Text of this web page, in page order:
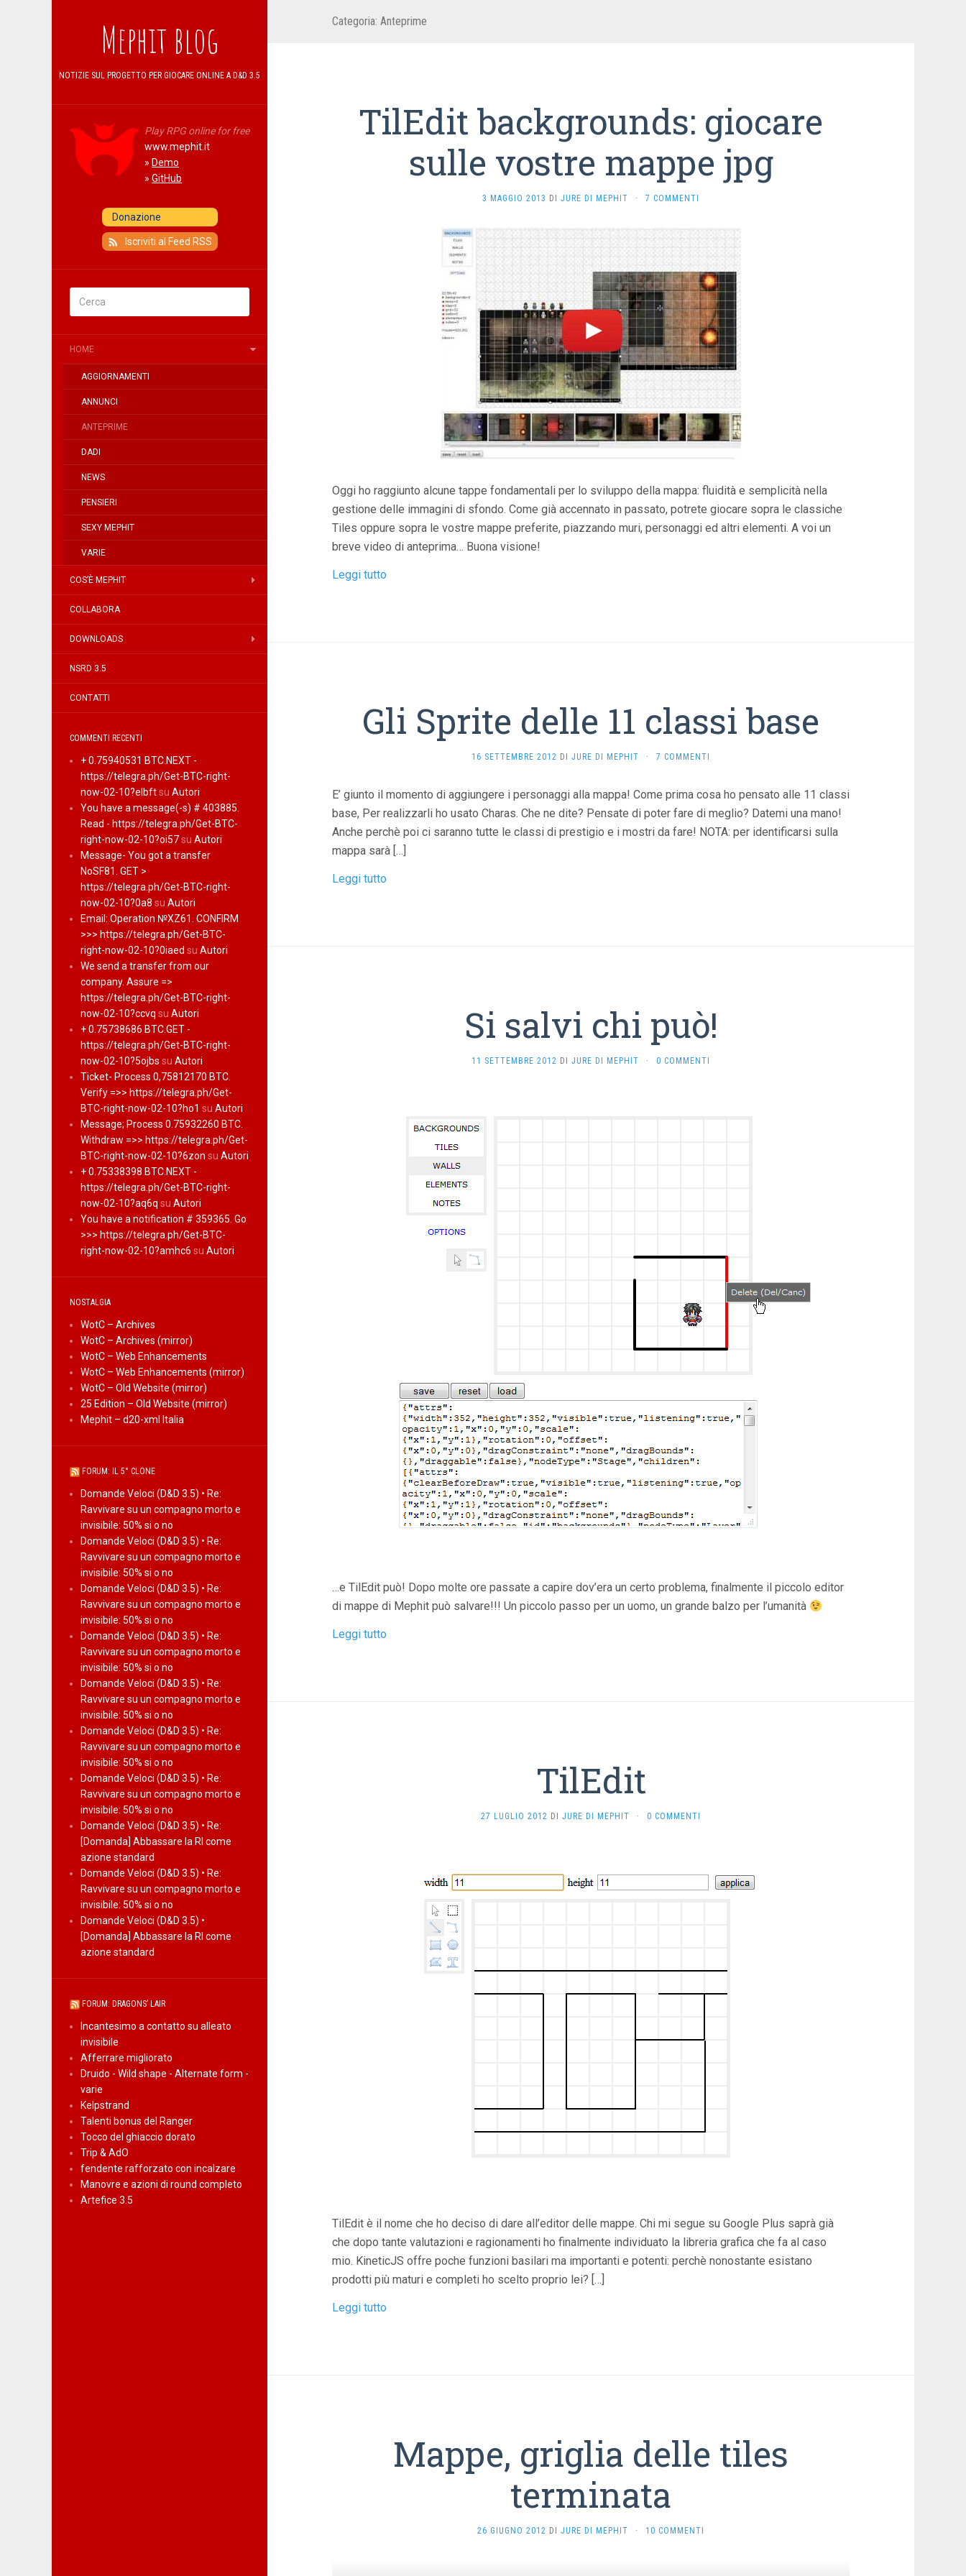
Mephit blog
NOTIZIE SUL PROGETTO PER GIOCARE ONLINE A D&D 3.5
Play RPG online for free
www.mephit.it
» Demo
» GitHub
Iscriviti al Feed RSS
HOME
AGGIORNAMENTI
ANNUNCI
ANTEPRIME
DADI
NEWS
PENSIERI
SEXY MEPHIT
VARIE
COS’È MEPHIT
COLLABORA
DOWNLOADS
NSRD 3.5
CONTATTI
COMMENTI RECENTI
+ 0.75940531 BTC.NEXT -
https://telegra.ph/Get-BTC-right-
now-02-10?elbftsu Autori
You have a message(-s) # 403885.
Read - https://telegra.ph/Get-BTC-
right-now-02-10?oi57su Autori
Message- You got a transfer
NoSF81. GET >
https://telegra.ph/Get-BTC-right-
now-02-10?0a8 su Autori
Email: Operation №XZ61. CONFIRM
>>> https://telegra.ph/Get-BTC-
right-now-02-10?0iaed su Autori
We send a transfer from our
company. Assure =>
https://telegra.ph/Get-BTC-right-
now-02-10?ccvq su Autori
+ 0.75738686 BTC.GET -
https://telegra.ph/Get-BTC-right-
now-02-10?5ojbs su Autori
Ticket- Process 0,75812170 BTC.
Verify =>> https://telegra.ph/Get-
BTC-right-now-02-10?ho1 su Autori
Message; Process 0.75932260 BTC.
Withdraw =>> https://telegra.ph/Get-
BTC-right-now-02-10?6zon su Autori
+ 0.75338398 BTC.NEXT -
https://telegra.ph/Get-BTC-right-
now-02-10?aq6q su Autori
You have a notification # 359365. Go
>>> https://telegra.ph/Get-BTC-
right-now-02-10?amhc6 su Autori
NOSTALGIA
WotC – Archives
WotC – Archives (mirror)
WotC – Web Enhancements
WotC – Web Enhancements (mirror)
WotC – Old Website (mirror)
25 Edition – Old Website (mirror)
Mephit – d20-xml Italia
FORUM: IL 5° CLONE
Domande Veloci (D&D 3.5) • Re:
Ravvivare su un compagno morto e
invisibile: 50% si o no
Domande Veloci (D&D 3.5) • Re:
Ravvivare su un compagno morto e
invisibile: 50% si o no
Domande Veloci (D&D 3.5) • Re:
Ravvivare su un compagno morto e
invisibile: 50% si o no
Domande Veloci (D&D 3.5) • Re:
Ravvivare su un compagno morto e
invisibile: 50% si o no
Domande Veloci (D&D 3.5) • Re:
Ravvivare su un compagno morto e
invisibile: 50% si o no
Domande Veloci (D&D 3.5) • Re:
Ravvivare su un compagno morto e
invisibile: 50% si o no
Domande Veloci (D&D 3.5) • Re:
Ravvivare su un compagno morto e
invisibile: 50% si o no
Domande Veloci (D&D 3.5) • Re:
[Domanda] Abbassare la RI come
azione standard
Domande Veloci (D&D 3.5) • Re:
Ravvivare su un compagno morto e
invisibile: 50% si o no
Domande Veloci (D&D 3.5) •
[Domanda] Abbassare la RI come
azione standard
FORUM: DRAGONS’ LAIR
Incantesimo a contatto su alleato
invisibile
Afferrare migliorato
Druido - Wild shape - Alternate form -
varie
Kelpstrand
Talenti bonus del Ranger
Tocco del ghiaccio dorato
Trip & AdO
fendente rafforzato con incalzare
Manovre e azioni di round completo
Artefice 3.5
Categoria: Anteprime
TilEdit backgrounds: giocare
sulle vostre mappe jpg
3 MAGGIO 2013 DI JURE DI MEPHIT · 7 COMMENTI
Oggi ho raggiunto alcune tappe fondamentali per lo sviluppo della mappa: fluidità e semplicità nella
gestione delle immagini di sfondo. Come già accennato in passato, potrete giocare sopra le classiche
Tiles oppure sopra le vostre mappe preferite, piazzando muri, personaggi ed altri elementi. A voi un
breve video di anteprima… Buona visione!
Leggi tutto
Gli Sprite delle 11 classi base
16 SETTEMBRE 2012 DI JURE DI MEPHIT · 7 COMMENTI
E’ giunto il momento di aggiungere i personaggi alla mappa! Come prima cosa ho pensato alle 11 classi
base, Per realizzarli ho usato Charas. Che ne dite? Pensate di poter fare di meglio? Datemi una mano!
Anche perchè poi ci saranno tutte le classi di prestigio e i mostri da fare! NOTA: per identificarsi sulla
mappa sarà […]
Leggi tutto
Si salvi chi può!
11 SETTEMBRE 2012 DI JURE DI MEPHIT · 0 COMMENTI
…e TilEdit può! Dopo molte ore passate a capire dov’era un certo problema, finalmente il piccolo editor
di mappe di Mephit può salvare!!! Un piccolo passo per un uomo, un grande balzo per l’umanità
Leggi tutto
TilEdit
27 LUGLIO 2012 DI JURE DI MEPHIT · 0 COMMENTI
TilEdit è il nome che ho deciso di dare all’editor delle mappe. Chi mi segue su Google Plus saprà già
che dopo tante valutazioni e ragionamenti ho finalmente individuato la libreria grafica che fa al caso
mio. KineticJS offre poche funzioni basilari ma importanti e potenti: perchè nonostante esistano
prodotti più maturi e completi ho scelto proprio lei? […]
Leggi tutto
Mappe, griglia delle tiles
terminata
26 GIUGNO 2012 DI JURE DI MEPHIT · 10 COMMENTI